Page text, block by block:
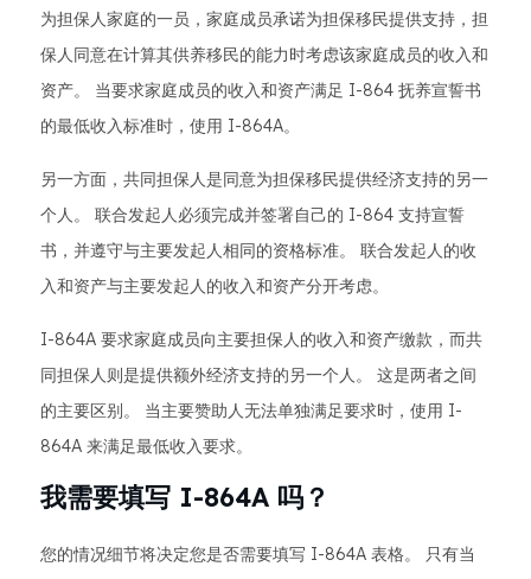
为担保人家庭的一员，家庭成员承诺为担保移民提供支持，担
保人同意在计算其供养移民的能力时考虑该家庭成员的收入和
资产。 当要求家庭成员的收入和资产满足 I-864 抚养宣誓书
的最低收入标准时，使用 I-864A。
另一方面，共同担保人是同意为担保移民提供经济支持的另一
个人。 联合发起人必须完成并签署自己的 I-864 支持宣誓
书，并遵守与主要发起人相同的资格标准。 联合发起人的收
入和资产与主要发起人的收入和资产分开考虑。
I-864A 要求家庭成员向主要担保人的收入和资产缴款，而共
同担保人则是提供额外经济支持的另一个人。 这是两者之间
的主要区别。 当主要赞助人无法单独满足要求时，使用 I-
864A 来满足最低收入要求。
我需要填写 I-864A 吗？
您的情况细节将决定您是否需要填写 I-864A 表格。 只有当